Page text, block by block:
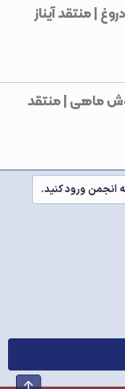
| منتقد آیناز
ماهی | منتقد
انجمن ورود کنید.
بالا